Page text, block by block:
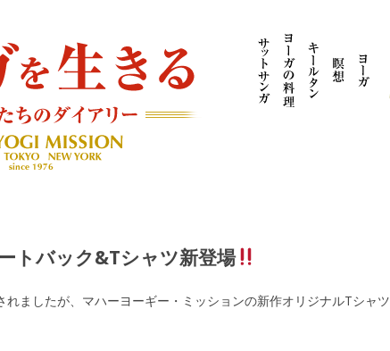
トバック&Tシャツ新登場
れましたが、マハーヨーギー・ミッションの新作オリジナルTシャツ